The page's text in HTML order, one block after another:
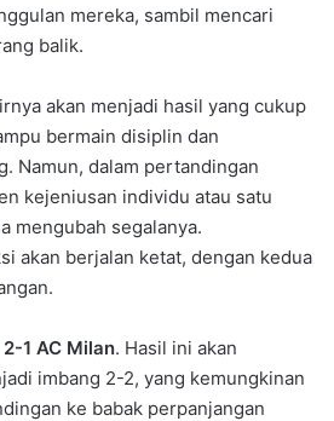
mereka, sambil mencari
balik.
akan menjadi hasil yang cukup
bermain disiplin dan
Namun, dalam pertandingan
kejeniusan individu atau satu
mengubah segalanya.
akan berjalan ketat, dengan kedua
1 AC Milan. Hasil ini akan
imbang 2-2, yang kemungkinan
ke babak perpanjangan